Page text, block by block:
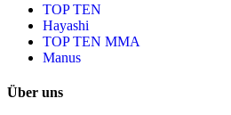
TOP TEN
Hayashi
TOP TEN MMA
Manus
Über uns